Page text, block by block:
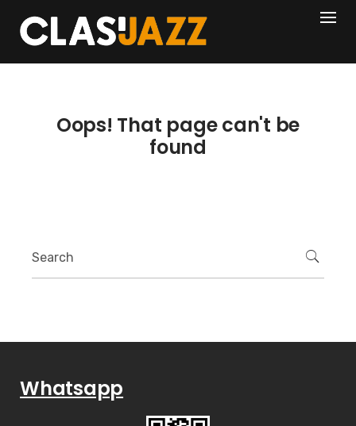
content
404
Oops! That page can't be
found
Whatsapp